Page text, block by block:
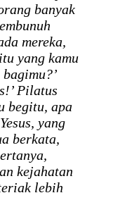
banyak
mereka,
yang kamu
Pilatus
begitu, apa
yang
berkata,
kejahatan
lebih